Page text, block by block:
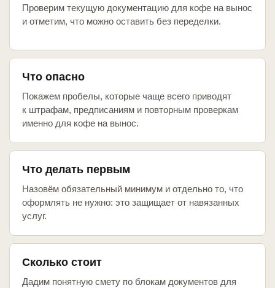
Проверим текущую документацию для кофе на вынос
и отметим, что можно оставить без переделки.
Что опасно
Покажем пробелы, которые чаще всего приводят
к штрафам, предписаниям и повторным проверкам
именно для кофе на вынос.
Что делать первым
Назовём обязательный минимум и отдельно то, что
оформлять не нужно: это защищает от навязанных
услуг.
Сколько стоит
Дадим понятную смету по блокам документов для